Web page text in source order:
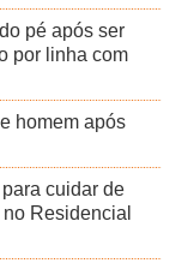
pé após ser
por linha com
homem após
cuidar de
Residencial